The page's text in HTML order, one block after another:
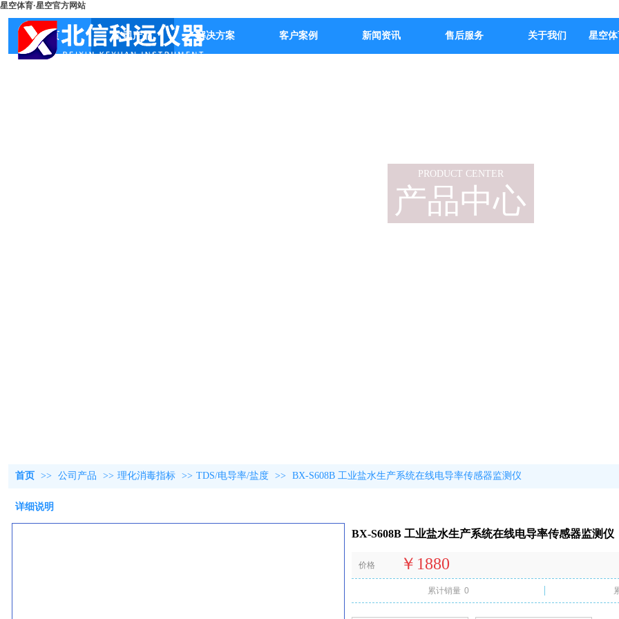
星空体育·星空官方网站
首页 公司产品 解决方案 客户案例 新闻资讯 售后服务 关于我们 星空体
产品中心
PRODUCT CENTER
首页 >> 公司产品 >> 理化消毒指标 >> TDS/电导率/盐度 >> BX-S608B 工业盐水生产系统在线电导率传感器监测仪
详细说明
BX-S608B 工业盐水生产系统在线电导率传感器监测仪
价格 ￥1880
累计销量 0